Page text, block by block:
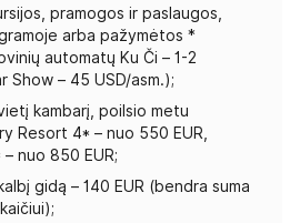
pramogos ir paslaugos,
arba pažymėtos *
automatų Ku Či – 1-2
Show – 45 USD/asm.);
kambarį, poilsio metu
Resort 4* – nuo 550 EUR,
nuo 850 EUR;
gidą – 140 EUR (bendra suma